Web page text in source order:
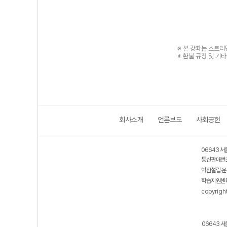
※ 본 강좌는 스트리
※ 환불 규정 및 기
회사소개 언론보도 사회공헌
06643 서
통신판매
학원설립·
학습지원
06643 서